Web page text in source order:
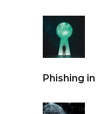
Phishing